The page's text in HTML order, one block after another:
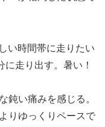
い時間帯に走りたい
走り出す。暑い！
鈍い痛みを感じる。
りゆっくりペースで